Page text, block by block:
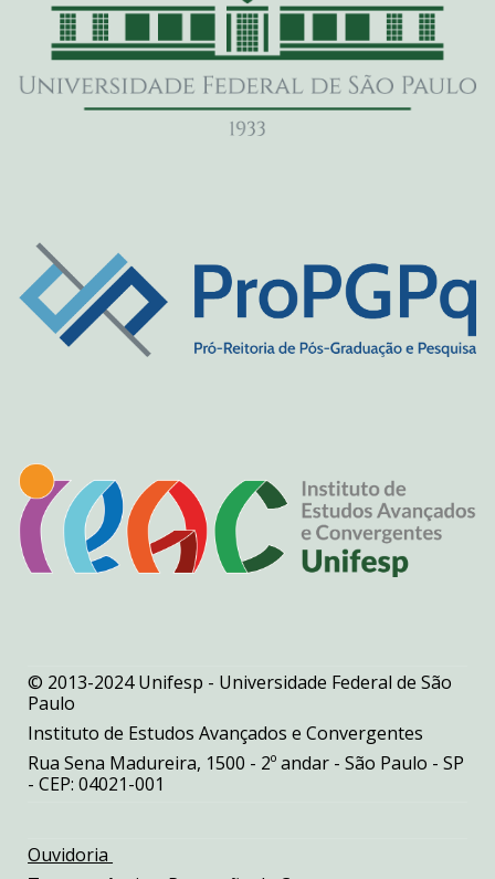
© 2013-2024 Unifesp - Universidade Federal de São
Paulo
Instituto de Estudos Avançados e Convergentes
Rua Sena Madureira, 1500 - 2º andar - São Paulo - SP
- CEP: 04021-001
Ouvidoria